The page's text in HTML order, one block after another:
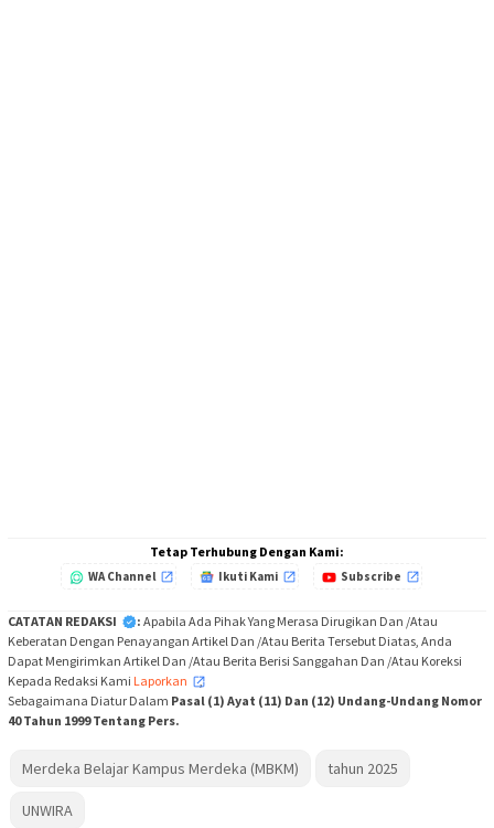
Tetap Terhubung Dengan Kami:
WA Channel Ikuti Kami Subscribe
CATATAN REDAKSI : Apabila Ada Pihak Yang Merasa Dirugikan Dan /Atau
Keberatan Dengan Penayangan Artikel Dan /Atau Berita Tersebut Diatas, Anda
Dapat Mengirimkan Artikel Dan /Atau Berita Berisi Sanggahan Dan /Atau Koreksi
Kepada Redaksi Kami Laporkan
,
Sebagaimana Diatur Dalam Pasal (1) Ayat (11) Dan (12) Undang-Undang Nomor
40 Tahun 1999 Tentang Pers.
Merdeka Belajar Kampus Merdeka (MBKM) tahun 2025
UNWIRA